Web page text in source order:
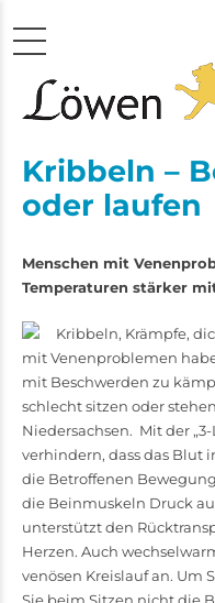
Kribbeln –
oder laufen
Menschen mit
Temperaturen stärker
Kribbeln, Krämpfe,
mit Venenproblemen
mit Beschwerden zu
schlecht sitzen oder
Niedersachsen. Mit der
verhindern, dass das Blut
die Betrof­fenen
die Beinmuskeln Druck
unterstützt den
Herzen. Auch
venösen Kreislauf an. Um
Sie beim Sitzen nicht die